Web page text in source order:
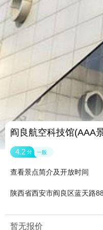
阎良航空科技馆(AAA
4.2 分 一般
查看景点简介及开放时间
陕西省西安市阎良区蓝天路
暂无报价